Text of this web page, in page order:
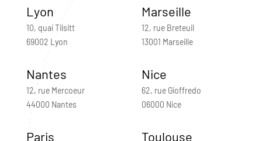
Lyon
10, quai Tilsitt
69002 Lyon
Marseille
12, rue Breteuil
13001 Marseille
Nantes
12, rue Mercoeur
44000 Nantes
Nice
62, rue Gioffredo
06000 Nice
Paris Toulouse